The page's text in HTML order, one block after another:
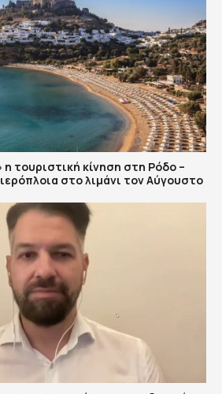
τουριστική κίνηση στη Ρόδο –
στο λιμάνι τον Αύγουστο